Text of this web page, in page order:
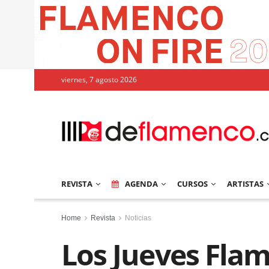
viernes, 7 agosto 2026
REVISTA AGENDA CURSOS ARTISTAS
Home Revista Noticias
Los Jueves